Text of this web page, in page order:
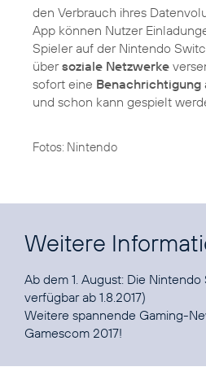
den Verbrauch ihres
App können Nutzer
Spieler auf der Nintendo
übersoziale Netzwerke
sofort eine Benachrichtigung
und schon kann gespielt
Fotos: Nintendo
Weitere
Ab dem 1. August: Die Nintendo
verfügbar ab 1.8.2017)
Weitere spannende Gaming-
Gamescom 2017!